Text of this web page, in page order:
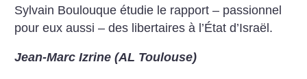
Sylvain Boulouque étudie le rapport – passionnel
pour eux aussi – des libertaires à l’État d’Israël.
Jean-Marc Izrine (AL Toulouse)